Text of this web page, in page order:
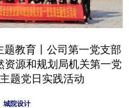
教育丨公司第一党支部
资源和规划局机关第一党
题党日实践活动
城院设计